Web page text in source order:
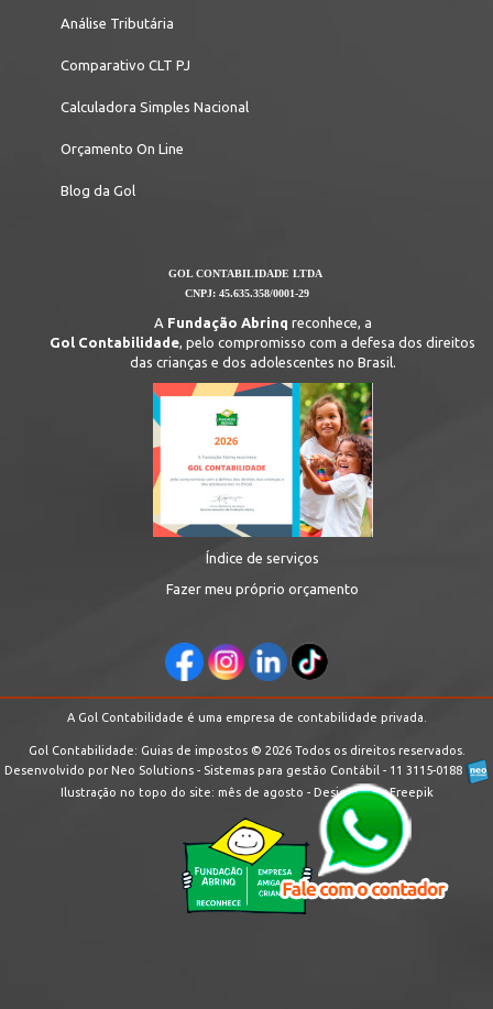
Análise Tributária
Comparativo CLT PJ
Calculadora Simples Nacional
Orçamento On Line
Blog da Gol
GOL CONTABILIDADE LTDA
CNPJ: 45.635.358/0001-29
A Fundação Abrinq reconhece, a
Gol Contabilidade , pelo compromisso com a defesa dos direitos
das crianças e dos adolescentes no Brasil.
Índice de serviços
Fazer meu próprio orçamento
A Gol Contabilidade é uma empresa de contabilidade privada.
Gol Contabilidade: Guias de impostos © 2026 Todos os direitos reservados.
Desenvolvido por Neo Solutions - Sistemas para gestão Contábil - 11 3115-0188
Ilustração no topo do site: mês de agosto - Designed by Freepik